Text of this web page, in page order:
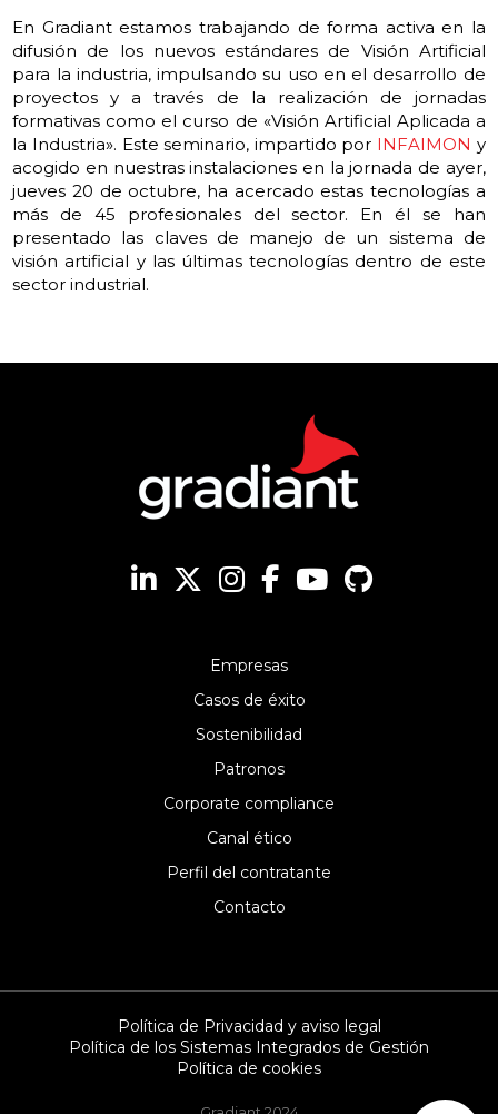
En Gradiant estamos trabajando de forma activa en la
difusión de los nuevos estándares de Visión Artificial
para la industria, impulsando su uso en el desarrollo de
proyectos y a través de la realización de jornadas
formativas como el curso de «Visión Artificial Aplicada a
la Industria». Este seminario, impartido por INFAIMON y
acogido en nuestras instalaciones en la jornada de ayer,
jueves 20 de octubre, ha acercado estas tecnologías a
más de 45 profesionales del sector. En él se han
presentado las claves de manejo de un sistema de
visión artificial y las últimas tecnologías dentro de este
sector industrial.
Empresas
Casos de éxito
Sostenibilidad
Patronos
Corporate compliance
Canal ético
Perfil del contratante
Contacto
Política de Privacidad y aviso legal
Política de los Sistemas Integrados de Gestión
Política de cookies